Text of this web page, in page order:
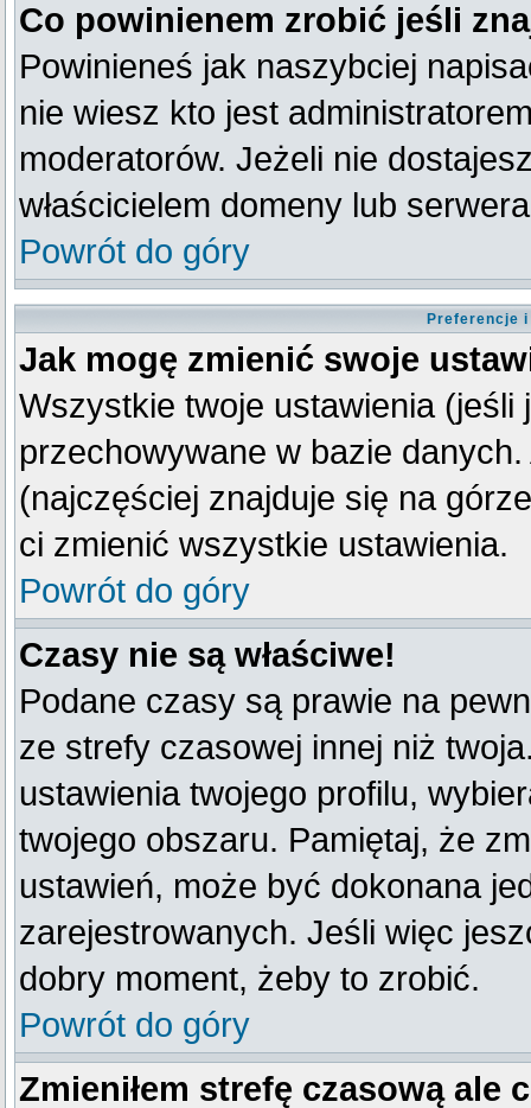
Co powinienem zrobić jeśli
Powinieneś jak naszybciej
nie wiesz kto jest
moderatorów. Jeżeli nie
właścicielem domeny lub
Powrót do góry
Preferencje
Jak mogę zmienić swoje
Wszystkie twoje ustawienia
przechowywane w bazie
(najczęściej znajduje się na
ci zmienić wszystkie ustawienia.
Powrót do góry
Czasy nie są właściwe!
Podane czasy są prawie na
ze strefy czasowej innej niż
ustawienia twojego profilu,
twojego obszaru. Pamiętaj, że
ustawień, może być dokonana
zarejestrowanych. Jeśli więc
dobry moment, żeby to zrobić.
Powrót do góry
Zmieniłem strefę czasową ale